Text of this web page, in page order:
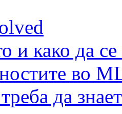
и како да
во
да